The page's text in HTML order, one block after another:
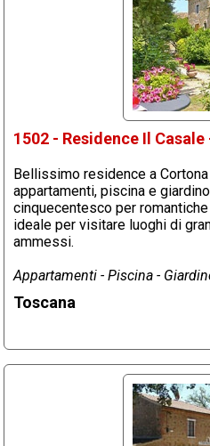
1502 - Residence Il
Bellissimo residence a
appartamenti, piscina e
cinquecentesco per
ideale per visitare luoghi di
ammessi.
Appartamenti - Piscina -
Toscana